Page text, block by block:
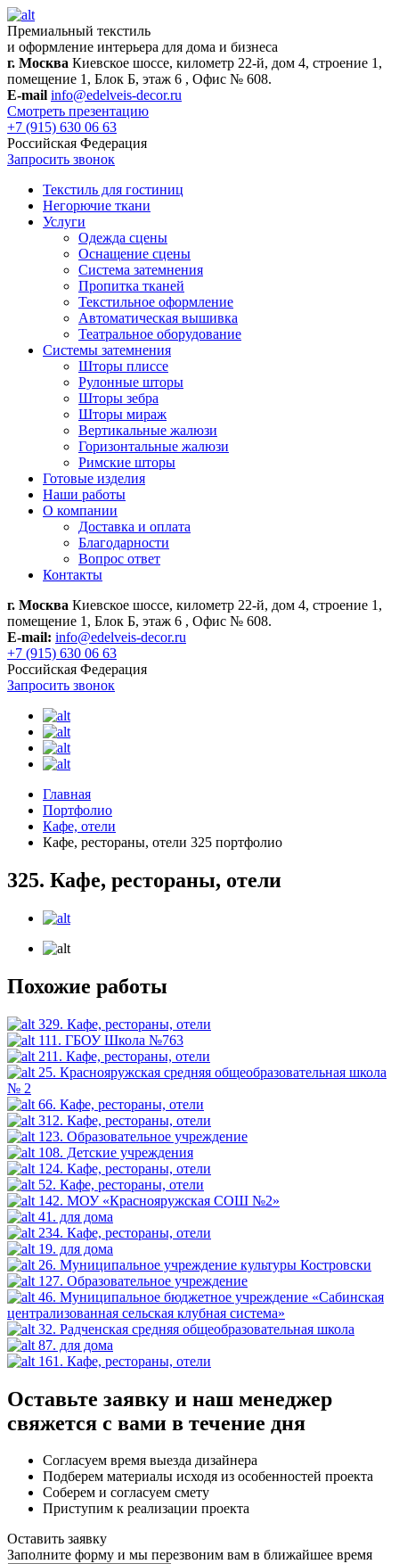
Премиальный текстиль
и оформление интерьера для дома и бизнеса
г. Москва Киевское шоссе, километр 22-й, дом 4, строение 1,
помещение 1, Блок Б, этаж 6 , Офис № 608.
E-mail info@edelveis-decor.ru
Смотреть презентацию
+7 (915) 630 06 63
Российская Федерация
Запросить звонок
Текстиль для гостиниц
Негорючие ткани
Услуги
Одежда сцены
Оснащение сцены
Система затемнения
Пропитка тканей
Текстильное оформление
Автоматическая вышивка
Театральное оборудование
Системы затемнения
Шторы плиссе
Рулонные шторы
Шторы зебра
Шторы мираж
Вертикальные жалюзи
Горизонтальные жалюзи
Римские шторы
Готовые изделия
Наши работы
О компании
Доставка и оплата
Благодарности
Вопрос ответ
Контакты
г. Москва Киевское шоссе, километр 22-й, дом 4, строение 1,
помещение 1, Блок Б, этаж 6 , Офис № 608.
E-mail: info@edelveis-decor.ru
+7 (915) 630 06 63
Российская Федерация
Запросить звонок
Главная
Портфолио
Кафе, отели
Кафе, рестораны, отели 325 портфолио
325. Кафе, рестораны, отели
Похожие работы
329. Кафе, рестораны, отели
111. ГБОУ Школа №763
211. Кафе, рестораны, отели
25. Краснояружская средняя общеобразовательная школа
№ 2
66. Кафе, рестораны, отели
312. Кафе, рестораны, отели
123. Образовательное учреждение
108. Детские учреждения
124. Кафе, рестораны, отели
52. Кафе, рестораны, отели
142. МОУ «Краснояружская СОШ №2»
41. для дома
234. Кафе, рестораны, отели
19. для дома
26. Муниципальное учреждение культуры Костровски
127. Образовательное учреждение
46. Муниципальное бюджетное учреждение «Сабинская
централизованная сельская клубная система»
32. Радченская средняя общеобразовательная школа
87. для дома
161. Кафе, рестораны, отели
Оставьте заявку и наш менеджер
свяжется с вами в течение дня
Согласуем время выезда дизайнера
Подберем материалы исходя из особенностей проекта
Соберем и согласуем смету
Приступим к реализации проекта
Оставить заявку
Заполните форму и мы перезвоним вам в ближайшее время